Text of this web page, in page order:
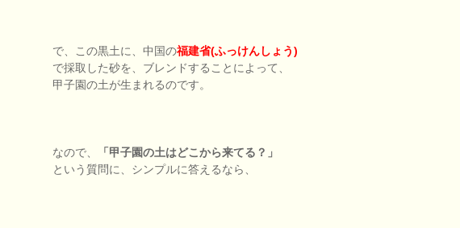
で、この黒土に、中国の福建省(ふっけんしょう)
で採取した砂を、ブレンドすることによって、
甲子園の土が生まれるのです。
なので、
「甲子園の土はどこから来てる？」
という質問に、シンプルに答えるなら、